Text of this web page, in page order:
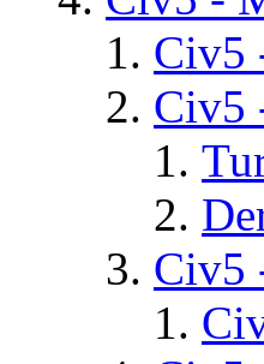
Civ5
Civ5
Civ5